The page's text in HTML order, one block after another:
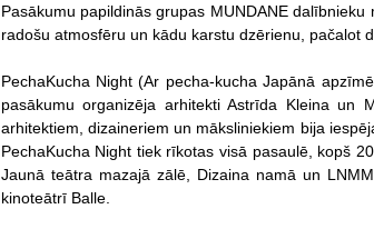
Pasākumu papildinās grupas MUNDANE
radošu atmosfēru un kādu karstu dzērienu, pačalot
PechaKucha Night (Ar pecha-kucha Japānā
pasākumu organizēja arhitekti Astrīda Kleina un
arhitektiem, dizaineriem un māksliniekiem bija
PechaKucha Night tiek rīkotas visā pasaulē, kopš
Jaunā teātra mazajā zālē, Dizaina namā un
kinoteātrī Balle.